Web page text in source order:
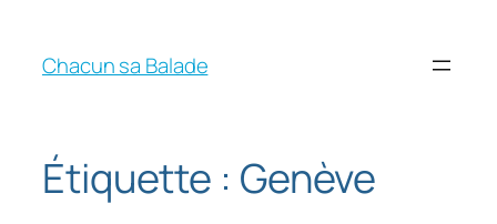
Chacun sa Balade
Étiquette : Genève